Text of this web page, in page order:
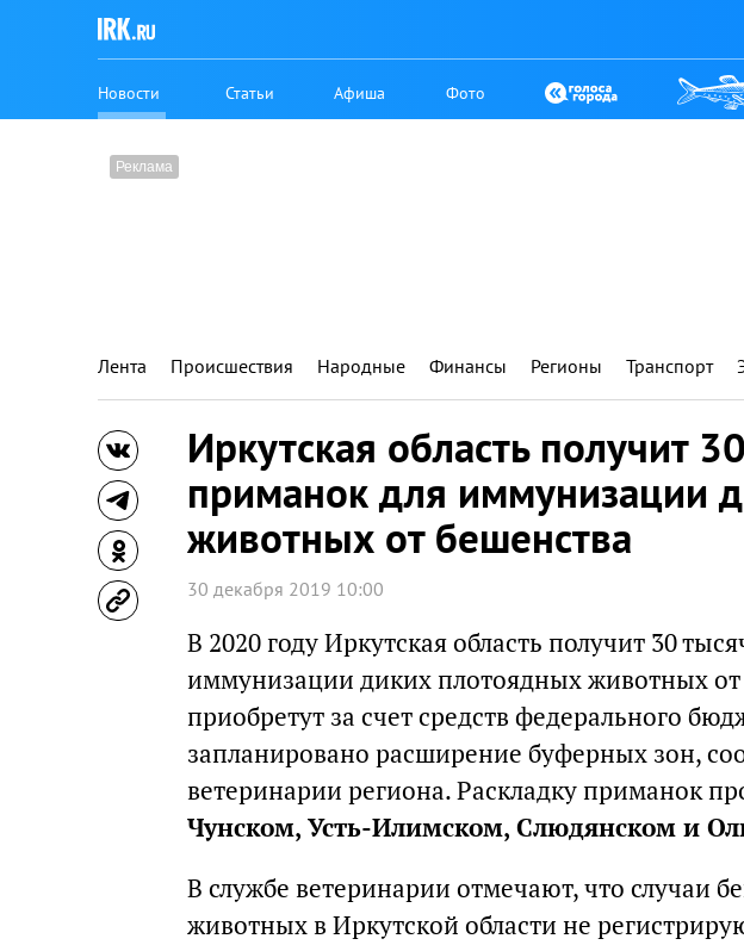
Новости Статьи Афиша Фото
Лента Происшествия Народные Финансы Регионы Транспорт
Иркутская область получит
приманок для иммунизации
животных от бешенства
30 декабря 2019 10:00
В 2020 году Иркутская область получит 30
иммунизации диких плотоядных животных
приобретут за счет средств федерального
запланировано расширение буферных зон,
ветеринарии региона. Раскладку приманок
Чунском, Усть-Илимском, Слюдянском и
В службе ветеринарии отмечают, что случаи
животных в Иркутской области не